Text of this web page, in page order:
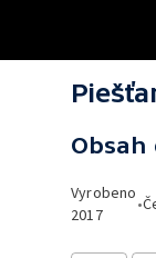
Obsah
Vyrobeno
2017
•